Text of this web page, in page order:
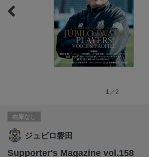
1／2
在庫なし
ジュビロ磐田
Supporter's Magazine vol.158